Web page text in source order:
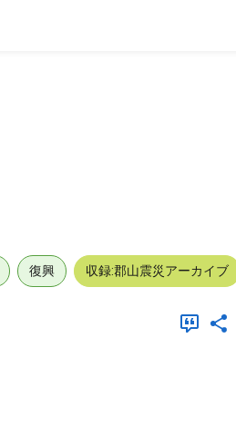
復興 収録:郡山震災アーカイブ